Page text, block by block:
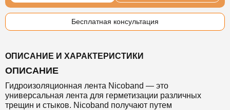
Бесплатная консультация
ОПИСАНИЕ И ХАРАКТЕРИСТИКИ
ОПИСАНИЕ
Гидроизоляционная лента Nicoband — это
универсальная лента для герметизации различных
трещин и стыков. Nicoband получают путем